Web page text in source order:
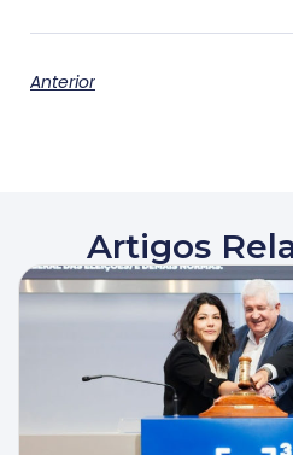
Anterior
Artigos